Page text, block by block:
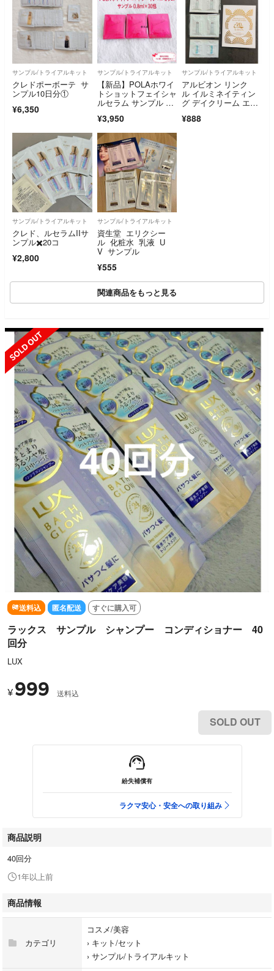
サンプル/トライアルキット
クレドポーボーテ サ
ンプル10日分①
¥6,350
サンプル/トライアルキット
【新品】POLAホワイ
トショットフェイシャ
ルセラム サンプル 0.8
¥3,950
サンプル/トライアルキット
アルビオン リンク
ル イルミネイティン
グ デイクリーム エク
液 サンプルセット
¥888
サンプル/トライアルキット
クレド、ルセラムIIサ
ンプル✖️20コ
¥2,800
サンプル/トライアルキット
資生堂 エリクシー
ル 化粧水 乳液 U
V サンプル
¥555
関連商品をもっと見る
SOLD OUT
送料込 匿名配送 すぐに購入可
ラックス サンプル シャンプー コンディショナー 40
回分
LUX
¥ 999 送料込
SOLD OUT
紛失補償有
ラクマ安心・安全への取り組み
商品説明
40回分
1年以上前
商品情報
カテゴリ
コスメ/美容
› キット/セット
› サンプル/トライアルキット